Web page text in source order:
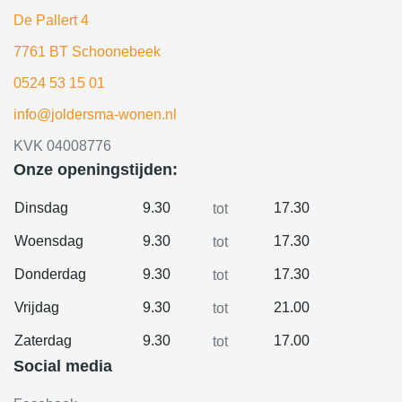
De Pallert 4
7761 BT Schoonebeek
0524 53 15 01
info@joldersma-wonen.nl
KVK 04008776
Onze openingstijden:
Dinsdag 9.30 tot 17.30
Woensdag 9.30 tot 17.30
Donderdag 9.30 tot 17.30
Vrijdag 9.30 tot 21.00
Zaterdag 9.30 tot 17.00
Social media